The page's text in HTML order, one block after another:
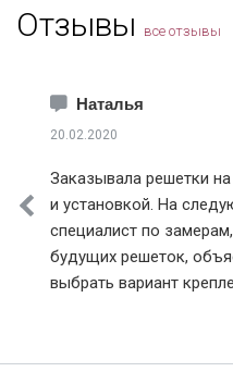
Зеленоград
Каширский район
Коломна
Королев
Котельники
Красноармейск
Красногорск
Отзывы все отзывы
Наталья
20.02.2020
Заказывала решетки
и установкой. На
специалист по
будущих решеток,
выбрать вариант
подвели, приехали в
рисунок сделали